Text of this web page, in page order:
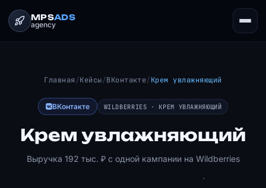
MPSADS
agency
Главная/Кейсы/ВКонтакте/Крем увлажняющий
ВКонтакте WILDBERRIES · КРЕМ УВЛАЖНЯЮЩИЙ
Крем увлажняющий
Выручка 192 тыс. ₽ с одной кампании на Wildberries